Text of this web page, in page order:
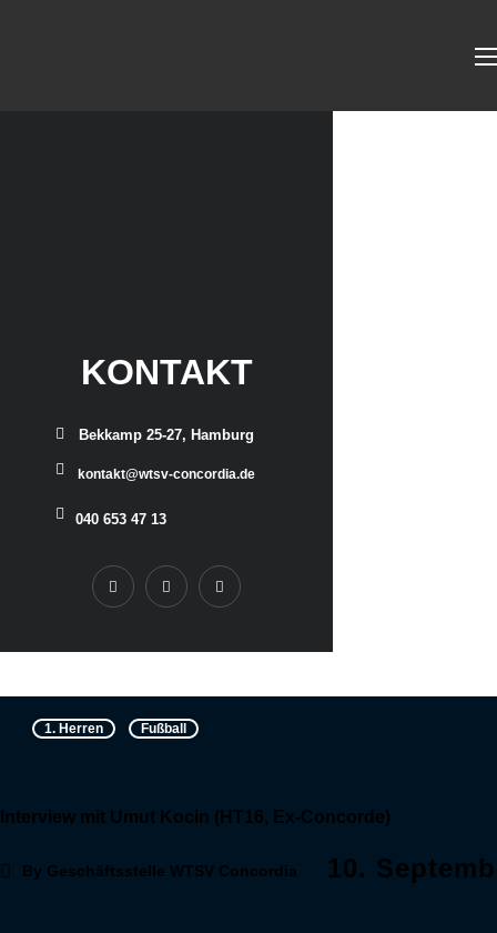
KONTAKT
Bekkamp 25-27, Hamburg
kontakt@wtsv-concordia.de
040 653 47 13
1. Herren Fußball
Interview mit Umut Kocin (HT16, Ex-Concorde)
By Geschäftsstelle WTSV Concordia 10.